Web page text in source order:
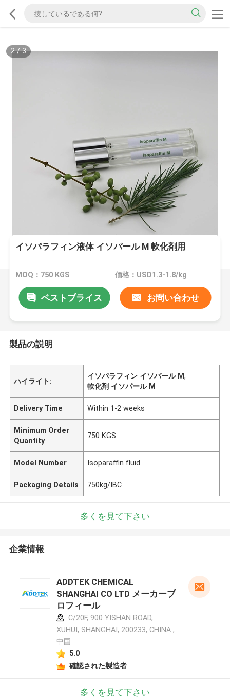
2/3
イソパラフィン液体 イソパール M 軟化剤用
MOQ：750 KGS 価格：USD1.3-1.8/kg
ベストプライス お問い合わせ
製品の説明
ハイライト:
イソパラフィン イソパール M,
軟化剤 イソパール M
Delivery Time Within 1-2 weeks
Minimum Order
Quantity
750 KGS
Model Number Isoparaffin fluid
Packaging Details 750kg/IBC
多くを見て下さい
企業情報
ADDTEK CHEMICAL
SHANGHAI CO LTD メーカープ
ロフィール
C/20F, 900 YISHAN ROAD,
XUHUI, SHANGHAI, 200233, CHINA ,
中国
5.0
確認された製造者
多くを見て下さい